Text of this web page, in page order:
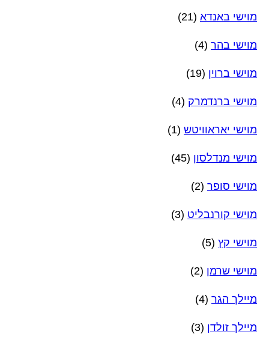
מוישי באנדא (21)
מוישי בהר (4)
מוישי ברוין (19)
מוישי ברנדמרק (4)
מוישי יאראוויטש (1)
מוישי מנדלסון (45)
מוישי סופר (2)
מוישי קורנבליט (3)
מוישי קץ (5)
מוישי שרמן (2)
מיילך הגר (4)
מיילך זולדן (3)